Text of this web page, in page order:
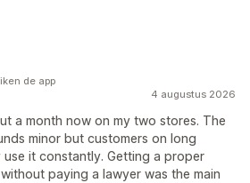
4 augustus 2026
a month now on my two stores. The
minor but customers on long
it constantly. Getting a proper
paying a lawyer was the main
de app